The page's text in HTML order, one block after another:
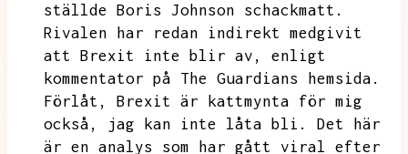
ställde Boris Johnson schackmatt.
Rivalen har redan indirekt medgivit
att Brexit inte blir av,
enligt
kommentator på The Guardians hemsida.
Förlåt,
Brexit är kattmynta för mig
också,
jag kan inte låta bli.
Det här
är en analys som har gått viral efter